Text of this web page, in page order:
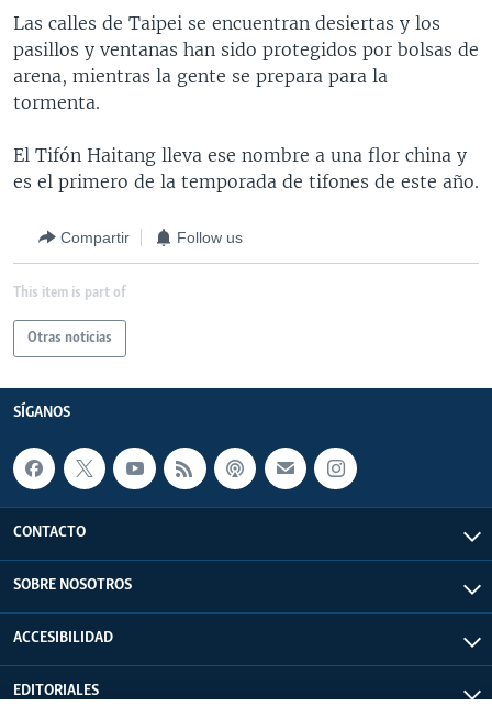
EL MUNDO AL DÍA [RADIO]
FORO [RADIO]
DEPORTIVO INTERNACIONAL
ENTRETENIMIENTO
SÍGANOS
Las calles de Taipei se encuentran desiertas y los
pasillos y ventanas han sido protegidos por bolsas de
arena, mientras la gente se prepara para la
tormenta.
El Tifón Haitang lleva ese nombre a una flor china y
es el primero de la temporada de tifones de este año.
Compartir Follow us
This item is part of
Otras noticias
SÍGANOS
CONTACTO
SOBRE NOSOTROS
ACCESIBILIDAD
EDITORIALES